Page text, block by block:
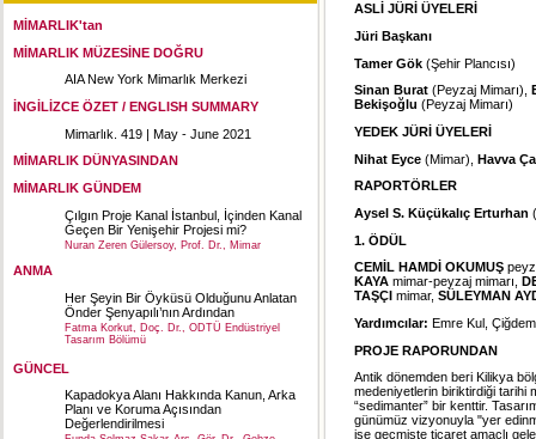
MİMARLIK'tan
MİMARLIK MÜZESİNE DOĞRU
AIA New York Mimarlık Merkezi
İNGİLİZCE ÖZET / ENGLISH SUMMARY
Mimarlık. 419 | May - June 2021
MİMARLIK DÜNYASINDAN
MİMARLIK GÜNDEM
Çılgın Proje Kanal İstanbul, İçinden Kanal
Geçen Bir Yenişehir Projesi mi?
Nuran Zeren Gülersoy, Prof. Dr., Mimar
ANMA
Her Şeyin Bir Öyküsü Olduğunu Anlatan
Önder Şenyapılı’nın Ardından
Fatma Korkut, Doç. Dr., ODTÜ Endüstriyel
Tasarım Bölümü
GÜNCEL
Kapadokya Alanı Hakkında Kanun, Arka
Planı ve Koruma Açısından
Değerlendirilmesi
ASLİ JÜRİ ÜYELERİ
Jüri Başkanı
Tamer Gök (Şehir Plancısı)
Sinan Burat (Peyzaj Mimarı),
Bekişoğlu (Peyzaj Mimarı)
YEDEK JÜRİ ÜYELERİ
Nihat Eyce (Mimar), Havva
RAPORTÖRLER
Aysel S. Küçükalıç Erturhan
1. ÖDÜL
CEMİL HAMDİ OKUMUŞ
KAYA mimar-peyzaj mimarı,
TAŞÇI mimar, SÜLEYMAN
Yardımcılar: Emre Kul,
PROJE RAPORUNDAN
Antik dönemden beri Kilikya
medeniyetlerin biriktirdiği tarihi
“sedimanter” bir kenttir.
günümüz vizyonuyla "yer
ise geçmişte ticaret amaçlı